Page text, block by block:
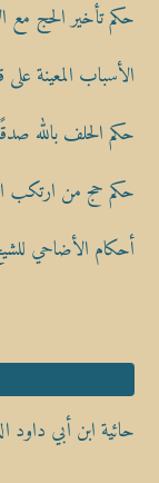
حكم تأخير الحج مع
الأسباب المعينة على
حكم الحلف بالله
حكم حج من ارتكب
أحكام الأضاحي
حائية ابن أبي